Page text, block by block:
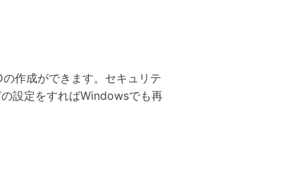
作成ができます。セキュリテ
設定をすればWindowsでも再